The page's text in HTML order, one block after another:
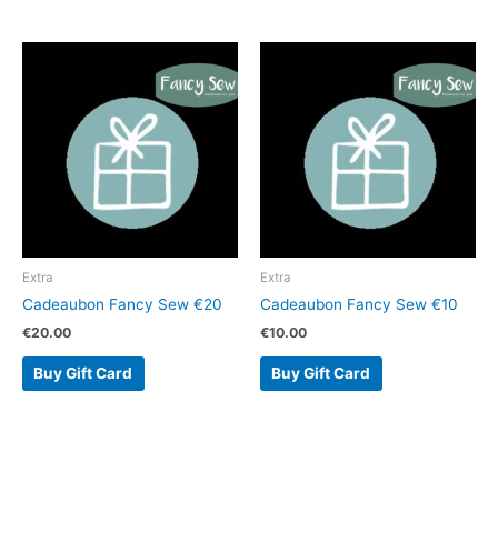
Extra
Cadeaubon Fancy Sew €20
€20.00
Buy Gift Card
Extra
Cadeaubon Fancy Sew €10
€10.00
Buy Gift Card